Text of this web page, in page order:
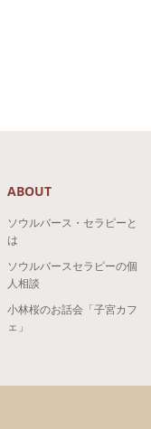
ABOUT
ソウルバース・セラピーと
は
ソウルバースセラピーの個
人相談
小林桜のお話会「子宮カフ
ェ」